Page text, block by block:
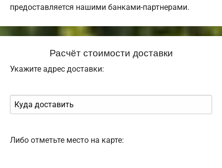
предоставляется нашими банками-партнерами.
Расчёт стоимости доставки
Укажите адрес доставки:
Либо отметьте место на карте: